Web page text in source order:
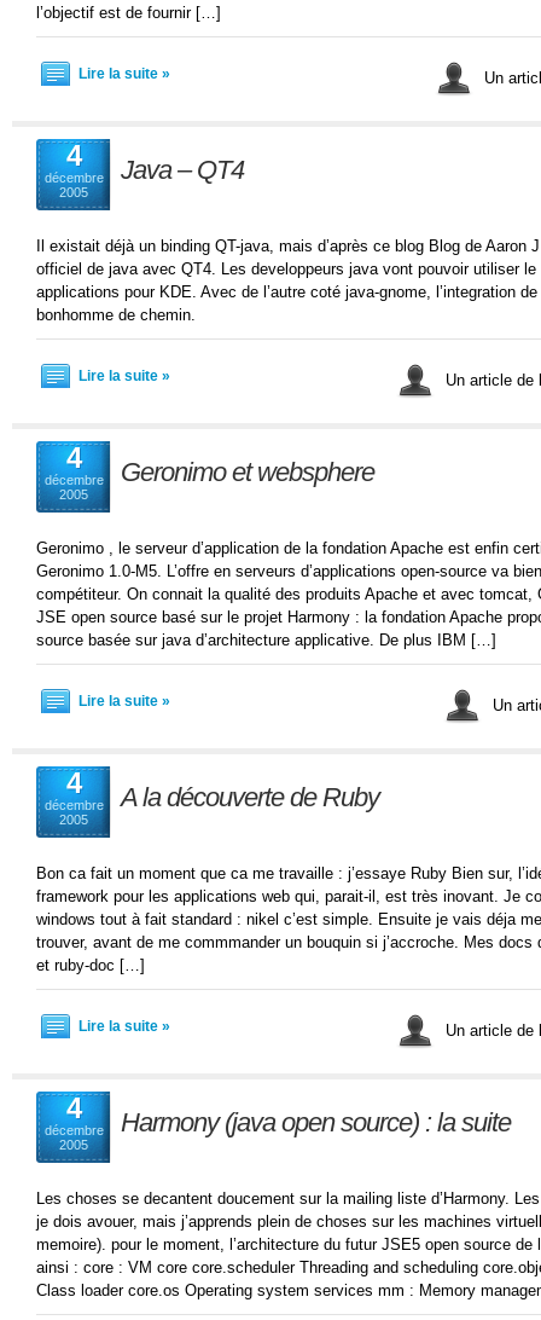
l’objectif est de fournir […]
Lire la suite » Un
4
décembre
2005
Java – QT4
Il existait déjà un binding QT-java, mais d’après ce blog Blog de Aaron
officiel de java avec QT4. Les developpeurs java vont pouvoir utiliser
applications pour KDE. Avec de l’autre coté java-gnome, l’integration
bonhomme de chemin.
Lire la suite » Un article
4
décembre
2005
Geronimo et websphere
Geronimo , le serveur d’application de la fondation Apache est enfin
Geronimo 1.0-M5. L’offre en serveurs d’applications open-source va
compétiteur. On connait la qualité des produits Apache et avec tomcat,
JSE open source basé sur le projet Harmony : la fondation Apache
source basée sur java d’architecture applicative. De plus IBM […]
Lire la suite » Un
4
décembre
2005
A la découverte de Ruby
Bon ca fait un moment que ca me travaille : j’essaye Ruby Bien sur,
framework pour les applications web qui, parait-il, est très inovant. Je
windows tout à fait standard : nikel c’est simple. Ensuite je vais déja
trouver, avant de me commmander un bouquin si j’accroche. Mes
et ruby-doc […]
Lire la suite » Un article
4
décembre
2005
Harmony (java open source) : la suite
Les choses se decantent doucement sur la mailing liste d’Harmony.
je dois avouer, mais j’apprends plein de choses sur les machines
memoire). pour le moment, l’architecture du futur JSE5 open source
ainsi : core : VM core core.scheduler Threading and scheduling
Class loader core.os Operating system services mm : Memory